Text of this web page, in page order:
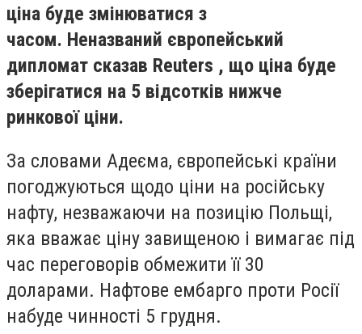
ціна буде змінюватися з
часом. Неназваний європейський
дипломат сказав Reuters , що ціна буде
зберігатися на 5 відсотків нижче
ринкової ціни.
За словами Адеєма, європейські країни
погоджуються щодо ціни на російську
нафту, незважаючи на позицію Польщі,
яка вважає ціну завищеною і вимагає під
час переговорів обмежити її 30
доларами. Нафтове ембарго проти Росії
набуде чинності 5 грудня.